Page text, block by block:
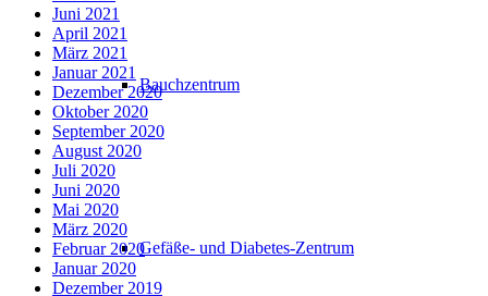
Bauchzentrum
Gefäße- und Diabetes-Zentrum
Juni 2021
April 2021
März 2021
Januar 2021
Dezember 2020
Oktober 2020
September 2020
August 2020
Juli 2020
Juni 2020
Mai 2020
März 2020
Februar 2020
Januar 2020
Dezember 2019